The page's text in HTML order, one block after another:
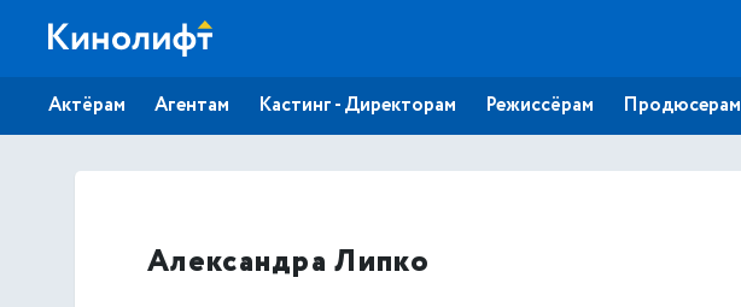
Актёрам Агентам Кастинг - Директорам Режиссёрам Продюсерам
Александра Липко